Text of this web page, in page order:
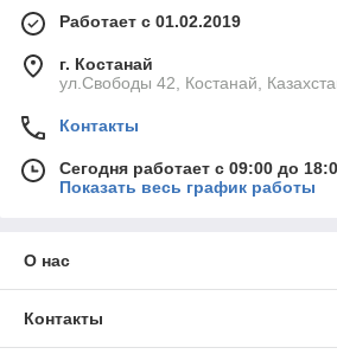
Работает с 01.02.2019
г. Костанай
ул.Свободы 42, Костанай,
Контакты
Сегодня работает с 09:00 до
Показать весь график работы
О нас
Контакты